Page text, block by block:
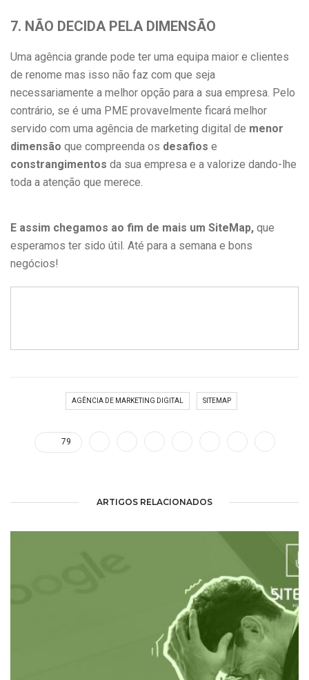
7. NÃO DECIDA PELA DIMENSÃO
Uma agência grande pode ter uma equipa maior e clientes
de renome mas isso não faz com que seja
necessariamente a melhor opção para a sua empresa. Pelo
contrário, se é uma PME provavelmente ficará melhor
servido com uma agência de marketing digital de menor
dimensão que compreenda os desafios e
constrangimentos da sua empresa e a valorize dando-lhe
toda a atenção que merece.
E assim chegamos ao fim de mais um SiteMap, que
esperamos ter sido útil. Até para a semana e bons
negócios!
AGÊNCIA DE MARKETING DIGITAL SITEMAP
79
ARTIGOS RELACIONADOS